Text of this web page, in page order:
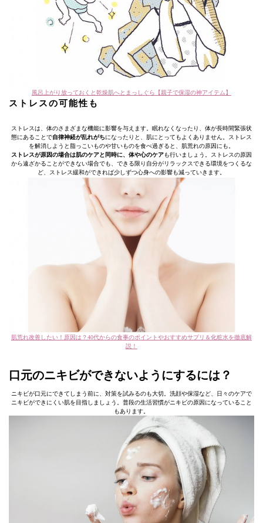
風呂上がり放っておくと乾燥肌へとまっしぐら【親子で保湿の神アイテム】
ストレスの可能性も
ストレスは、体のさまざまな機能に影響を与えます。眠れなくなったり、体が長時間緊張状
態にあることで自律神経が乱れがちになったりと、肌にとってもよくありません。ストレス
を解消しようと脂っこいものや甘いものを食べ過ぎると、肌荒れの原因にも。
ストレスが原因の場合は肌のケアと同時に、体や心のケアも行いましょう。ストレスの原因
から遠ざかることができない場合でも、できる限り自分がリラックスできる環境をつくるな
ど、ストレス緩和ができれば少しずつ心身への影響も減っていきます。
肌荒れ改善したい！原因は？40代からの食事のポイントやおすすめサプリ＆化粧水を徹底解
説！
口元のニキビができないようにするには？
ニキビが口元にできてしまう前に、対策を試みるのも大切。洗顔や保湿など、日々のケアで
ニキビができにくい肌を目指しましょう。普段の生活習慣がニキビの原因になっていること
もあります。